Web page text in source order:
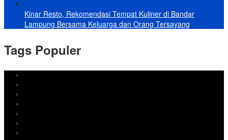
Kinar Resto, Rekomendasi Tempat Kuliner di Bandar
Lampung Bersama Keluarga dan Orang Tersayang
Tags Populer